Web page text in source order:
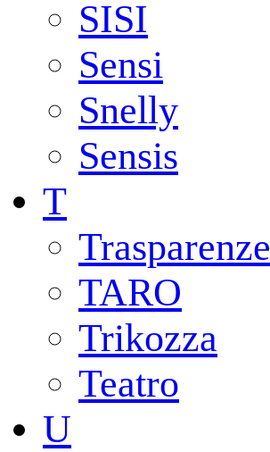
SISI
Sensi
Snelly
Sensis
T
Trasparenze
TARO
Trikozza
Teatro
U